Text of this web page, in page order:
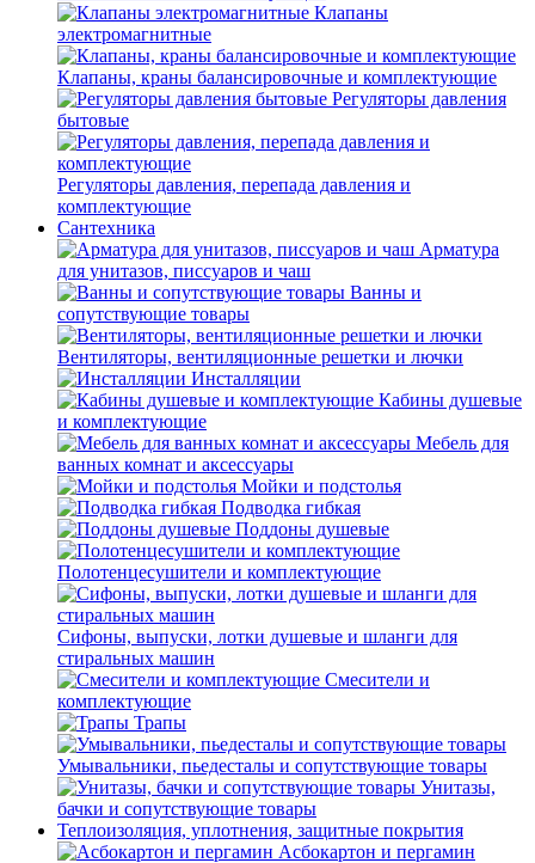
Клапаны
электромагнитные
Клапаны, краны балансировочные и комплектующие
Регуляторы давления
бытовые
Регуляторы давления, перепада давления и
комплектующие
Сантехника
Арматура
для унитазов, писсуаров и чаш
Ванны и
сопутствующие товары
Вентиляторы, вентиляционные решетки и лючки
Инсталляции
Кабины душевые
и комплектующие
Мебель для
ванных комнат и аксессуары
Мойки и подстолья
Подводка гибкая
Поддоны душевые
Полотенцесушители и комплектующие
Сифоны, выпуски, лотки душевые и шланги для
стиральных машин
Смесители и
комплектующие
Трапы
Умывальники, пьедесталы и сопутствующие товары
Унитазы,
бачки и сопутствующие товары
Теплоизоляция, уплотнения, защитные покрытия
Асбокартон и пергамин